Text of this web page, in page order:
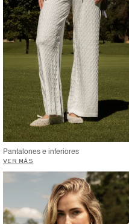
Pantalones e inferiores
VER MÁS